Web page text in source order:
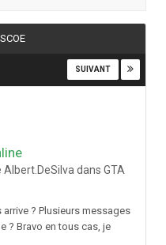
SUIVANT
Albert.DeSilva dans GTA
? Plusieurs messages
? Bravo en tous cas, je